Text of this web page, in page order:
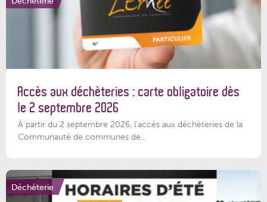
Accès aux déchèteries : carte obligatoire dès
le 2 septembre 2026
À partir du 2 septembre 2026, l’accès aux déchèteries de la
Communauté de communes de...
Déchèterie